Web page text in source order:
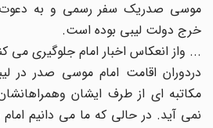
موسى صدریک سفر رسمى و به دعوت
خرج دولت لیبى بوده است.
... واز انعکاس اخبار امام جلوگیرى مى کند
دردوران اقامت امام موسى صدر در
مکاتبه اى از طرف ایشان
نمى آید. در حالى که ما مى دانیم